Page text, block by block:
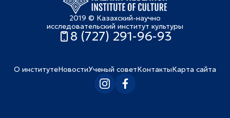
2019 © Казахский-научно
исследовательский институт культуры
8 (727) 291-96-93
О институтеНовостиУченый советКонтактыКарта сайта